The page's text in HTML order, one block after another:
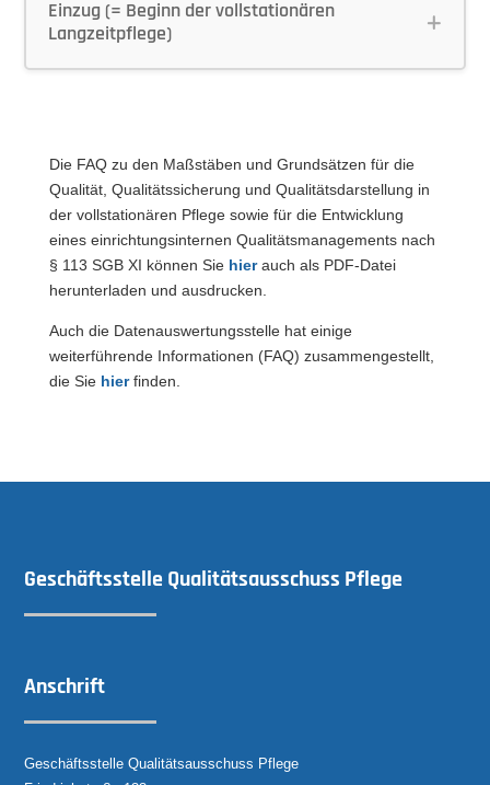
Einzug (= Beginn der vollstationären
Langzeitpflege)
Die FAQ zu den Maßstäben und Grundsätzen für die
Qualität, Qualitätssicherung und Qualitätsdarstellung in
der vollstationären Pflege sowie für die Entwicklung
eines einrichtungsinternen Qualitätsmanagements nach
§ 113 SGB XI können Sie hierauch als PDF-Datei
herunterladen und ausdrucken.
Auch die Datenauswertungsstelle hat einige
weiterführende Informationen (FAQ) zusammengestellt,
die Sie hierfinden.
Geschäftsstelle Qualitätsausschuss Pflege
Anschrift
Geschäftsstelle Qualitätsausschuss Pflege